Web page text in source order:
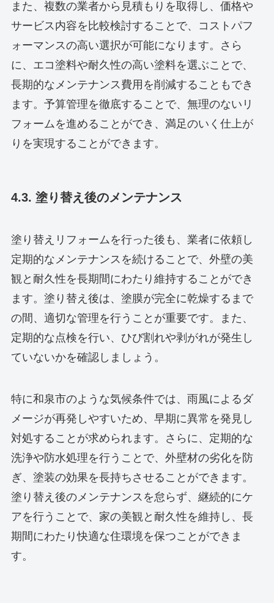
また、複数の業者から見積もりを取得し、価格や
サービス内容を比較検討することで、コストパフ
ォーマンスの高い選択が可能になります。さら
に、エコ塗料や耐久性の高い塗料を選ぶことで、
長期的なメンテナンス費用を削減することもでき
ます。予算管理を徹底することで、無理のないリ
フォームを進めることができ、満足のいく仕上が
りを実現することができます。
4.3. 塗り替え後のメンテナンス
塗り替えリフォームを行った後も、業者に依頼し
定期的なメンテナンスを続けることで、外壁の美
観と耐久性を長期間にわたり維持することができ
ます。塗り替え後は、塗膜が完全に乾燥するまで
の間、適切な管理を行うことが重要です。また、
定期的な点検を行い、ひび割れや剥がれが発生し
ていないかを確認しましょう。
特に和泉市のような気候条件では、雨風によるダ
メージが再発しやすいため、早期に異常を発見し
対処することが求められます。さらに、定期的な
洗浄や防水処理を行うことで、外壁材の劣化を防
ぎ、塗装の効果を長持ちさせることができます。
塗り替え後のメンテナンスを怠らず、継続的にケ
アを行うことで、家の美観と耐久性を維持し、長
期間にわたり快適な住環境を保つことができま
す。